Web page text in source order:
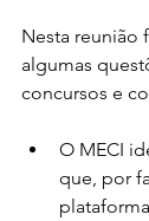
Nesta reunião
algumas
concursos e
O MECI
que, por